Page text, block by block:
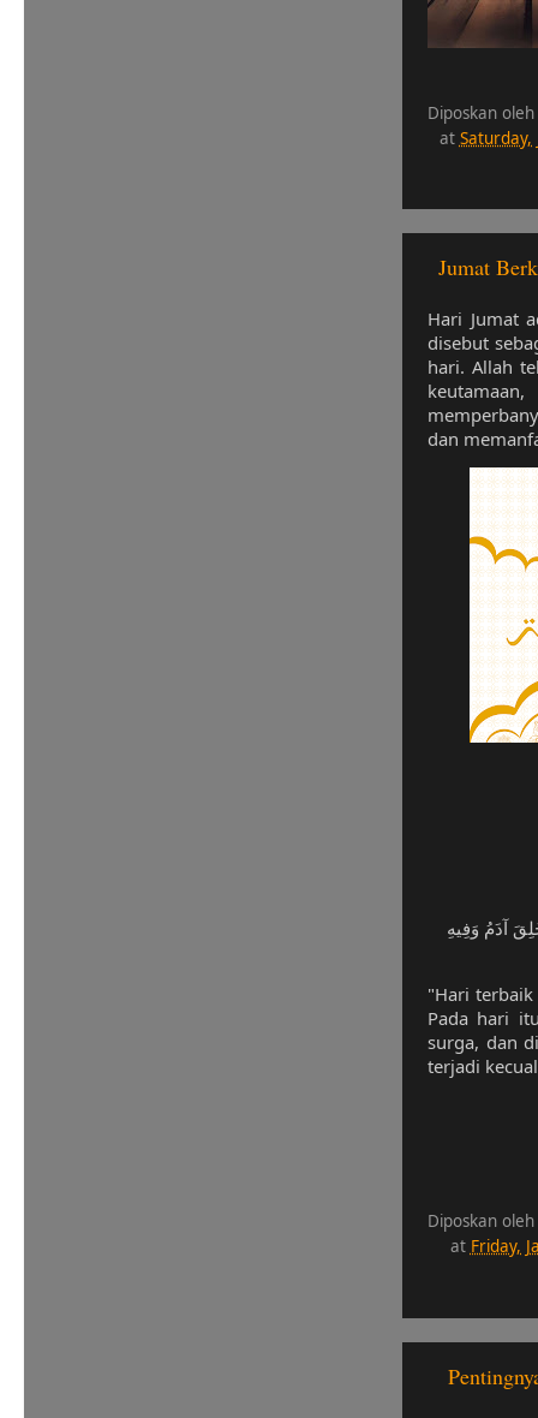
Diposkan
at Saturday,
Jumat
Hari Jumat
disebut
hari. Allah
dan
آدَمُ وَفِيهِ
"Hari
Pada hari
surga, dan
terjadi
Diposkan
at Friday,